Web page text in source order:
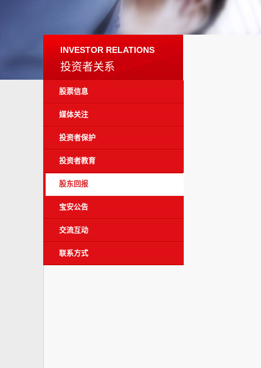
INVESTOR RELATIONS
投资者关系
股票信息
媒体关注
投资者保护
投资者教育
股东回报
宝安公告
交流互动
联系方式